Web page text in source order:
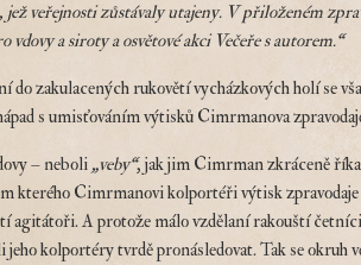
veřejnosti zůstávaly utajeny. V přiloženém
vdovy a siroty a osvětové akci Večeře s autorem.“
do zakulacených rukovětí vycházkových holí se
s umisťováním výtisků Cimrmanova
– neboli „veby“, jak jim Cimrman zkráceně
kterého Cimrmanovi kolportéři výtisk
agitátoři. A protože málo vzdělaní rakouští
kolportéry tvrdě pronásledovat. Tak se